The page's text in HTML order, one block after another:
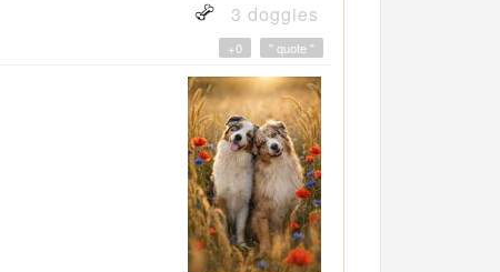
3 doggies
" quote "
+0